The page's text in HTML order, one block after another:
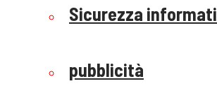
Sicurezza
pubblicità